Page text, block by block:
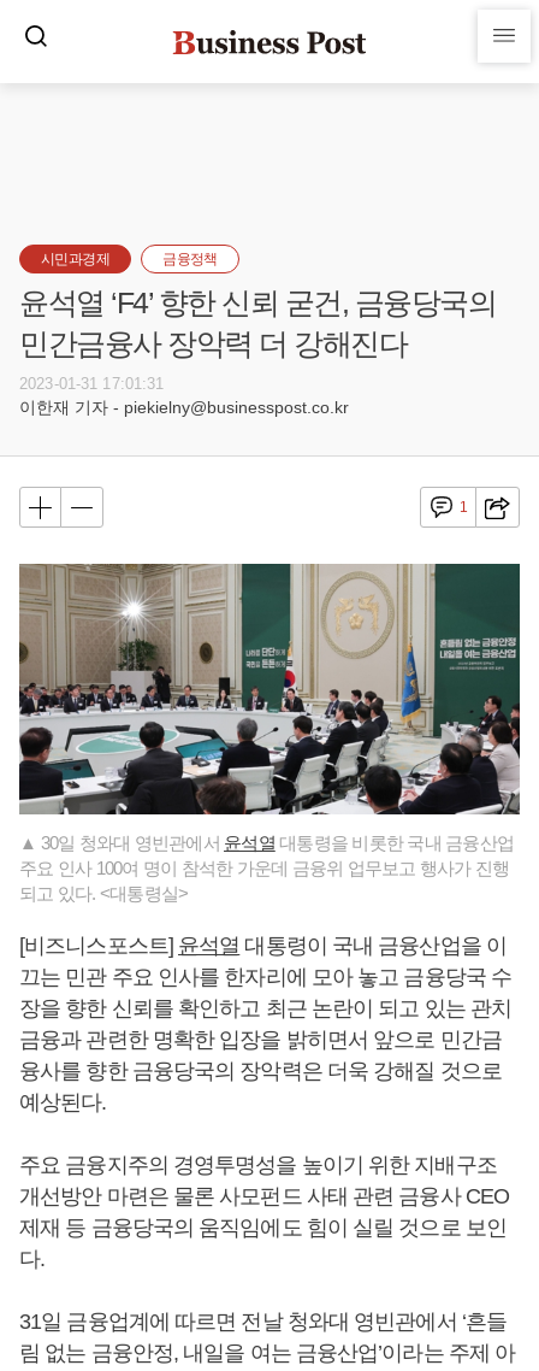
시민과경제 금융정책
윤석열 ‘F4’ 향한 신뢰 굳건, 금융당국의
민간금융사 장악력 더 강해진다
2023-01-31 17:01:31
이한재 기자 - piekielny@businesspost.co.kr
1
▲ 30일 청와대 영빈관에서 윤석열 대통령을 비롯한 국내 금융산업
주요 인사 100여 명이 참석한 가운데 금융위 업무보고 행사가 진행
되고 있다. <대통령실>
[비즈니스포스트] 윤석열 대통령이 국내 금융산업을 이
끄는 민관 주요 인사를 한자리에 모아 놓고 금융당국 수
장을 향한 신뢰를 확인하고 최근 논란이 되고 있는 관치
금융과 관련한 명확한 입장을 밝히면서 앞으로 민간금
융사를 향한 금융당국의 장악력은 더욱 강해질 것으로
예상된다.
주요 금융지주의 경영투명성을 높이기 위한 지배구조
개선방안 마련은 물론 사모펀드 사태 관련 금융사 CEO
제재 등 금융당국의 움직임에도 힘이 실릴 것으로 보인
다.
31일 금융업계에 따르면 전날 청와대 영빈관에서 ‘흔들
림 없는 금융안정, 내일을 여는 금융산업’이라는 주제 아